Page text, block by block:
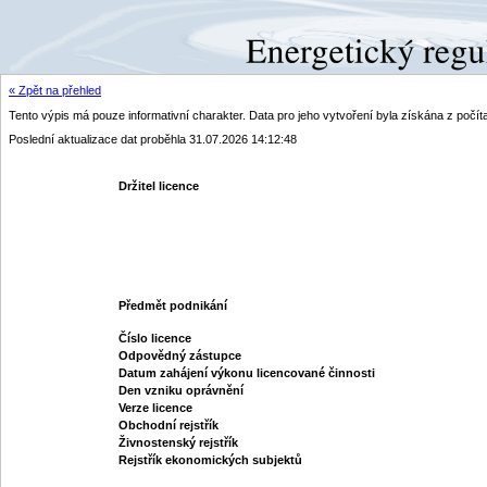
« Zpět na přehled
Tento výpis má pouze informativní charakter. Data pro jeho vytvoření byla získána z
Poslední aktualizace dat proběhla 31.07.2026 14:12:48
Držitel licence
Předmět podnikání
Číslo licence
Odpovědný zástupce
Datum zahájení výkonu licencované činnosti
Den vzniku oprávnění
Verze licence
Obchodní rejstřík
Živnostenský rejstřík
Rejstřík ekonomických subjektů